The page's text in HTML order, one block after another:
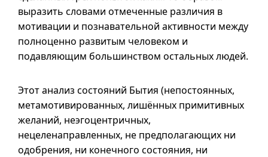
выразить словами отмеченные различия в
мотивации и познавательной активности между
полноценно развитым человеком и
подавляющим большинством остальных людей.
Этот анализ состояний Бытия (непостоянных,
метамотивированных, лишённых примитивных
желаний, неэгоцентричных,
нецеленаправленных, не предполагающих ни
одобрения, ни конечного состояния, ни